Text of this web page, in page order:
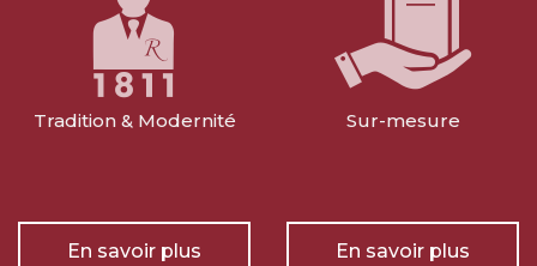
Tradition & Modernité
En savoir plus
Sur-mesure
En savoir plus